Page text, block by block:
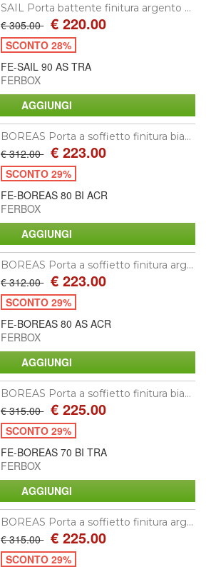
SAIL Porta battente finitura argento ...
€ 305.00 € 220.00
SCONTO 28%
FE-SAIL 90 AS TRA
FERBOX
BOREAS Porta a soffietto finitura bia...
€ 312.00 € 223.00
SCONTO 29%
FE-BOREAS 80 BI ACR
FERBOX
BOREAS Porta a soffietto finitura arg...
€ 312.00 € 223.00
SCONTO 29%
FE-BOREAS 80 AS ACR
FERBOX
BOREAS Porta a soffietto finitura bia...
€ 315.00 € 225.00
SCONTO 29%
FE-BOREAS 70 BI TRA
FERBOX
BOREAS Porta a soffietto finitura arg...
€ 315.00 € 225.00
SCONTO 29%